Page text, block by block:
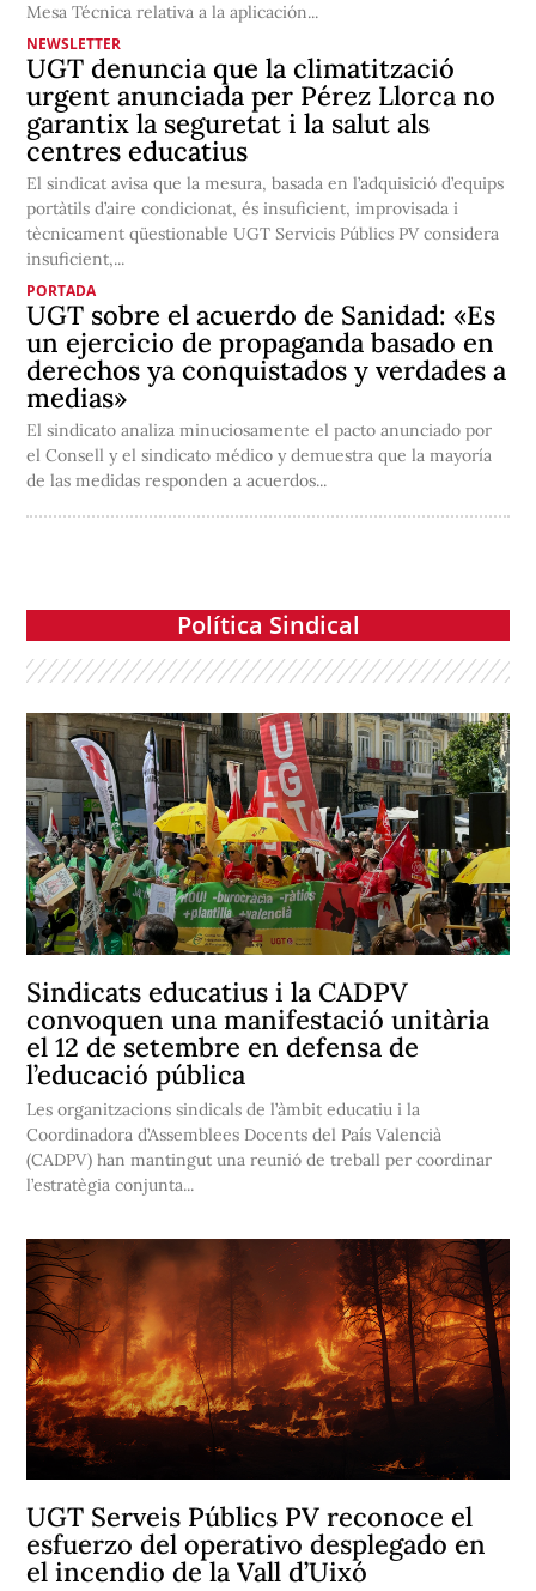
Mesa Técnica relativa a la aplicación...
NEWSLETTER
UGT denuncia que la climatització
urgent anunciada per Pérez Llorca no
garantix la seguretat i la salut als
centres educatius
El sindicat avisa que la mesura, basada en l’adquisició d’equips
portàtils d’aire condicionat, és insuficient, improvisada i
tècnicament qüestionable UGT Servicis Públics PV considera
insuficient,...
PORTADA
UGT sobre el acuerdo de Sanidad: «Es
un ejercicio de propaganda basado en
derechos ya conquistados y verdades a
medias»
El sindicato analiza minuciosamente el pacto anunciado por
el Consell y el sindicato médico y demuestra que la mayoría
de las medidas responden a acuerdos...
Política Sindical
Sindicats educatius i la CADPV
convoquen una manifestació unitària
el 12 de setembre en defensa de
l’educació pública
Les organitzacions sindicals de l’àmbit educatiu i la
Coordinadora d’Assemblees Docents del País Valencià
(CADPV) han mantingut una reunió de treball per coordinar
l’estratègia conjunta...
UGT Serveis Públics PV reconoce el
esfuerzo del operativo desplegado en
el incendio de la Vall d’Uixó